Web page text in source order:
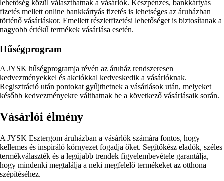
lehetőség közül választhatnak a vásárlók. Készpénzes, bankkártyás
fizetés mellett online bankkártyás fizetés is lehetséges az áruházban
történő vásárláskor. Emellett részletfizetési lehetőséget is biztosítanak a
nagyobb értékű termékek vásárlása esetén.
Hűségprogram
A JYSK hűségprogramja révén az áruház rendszeresen
kedvezményekkel és akciókkal kedveskedik a vásárlóknak.
Regisztráció után pontokat gyűjthetnek a vásárlások után, melyeket
később kedvezményekre válthatnak be a következő vásárlásaik során.
Vásárlói élmény
A JYSK Esztergom áruházban a vásárlók számára fontos, hogy
kellemes és inspiráló környezet fogadja őket. Segítőkész eladók, széles
termékválaszték és a legújabb trendek figyelembevétele garantálja,
hogy mindenki megtalálja a neki megfelelő termékeket az otthona
szépítéséhez.